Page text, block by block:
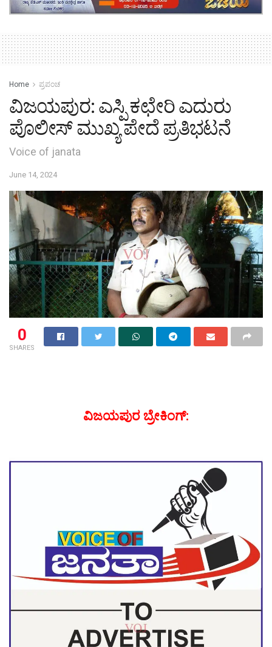
Home ಪ್ರಪಂಚ
ವಿಜಯಪುರ: ಎಸ್ಪಿ ಕಛೇರಿ ಎದುರು
ಪೊಲೀಸ್ ಮುಖ್ಯ ಪೇದೆ ಪ್ರತಿಭಟನೆ
Voice of janata
June 14, 2024
0
SHARES
ವಿಜಯಪುರ ಬ್ರೇಕಿಂಗ್: